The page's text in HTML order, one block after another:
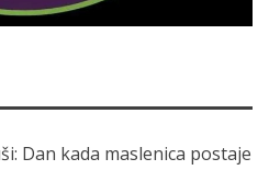
Dan kada maslenica postaje